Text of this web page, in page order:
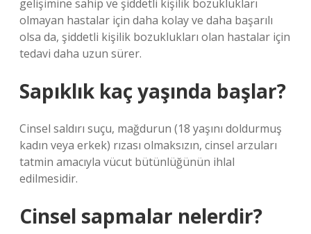
gelişimine sahip ve şiddetli kişilik bozuklukları
olmayan hastalar için daha kolay ve daha başarılı
olsa da, şiddetli kişilik bozuklukları olan hastalar için
tedavi daha uzun sürer.
Sapıklık kaç yaşında başlar?
Cinsel saldırı suçu, mağdurun (18 yaşını doldurmuş
kadın veya erkek) rızası olmaksızın, cinsel arzuları
tatmin amacıyla vücut bütünlüğünün ihlal
edilmesidir.
Cinsel sapmalar nelerdir?